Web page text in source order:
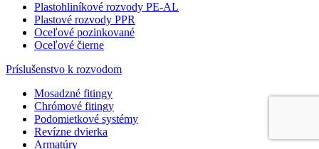
Plastohliníkové rozvody PE-AL
Plastové rozvody PPR
Oceľové pozinkované
Oceľové čierne
Príslušenstvo k rozvodom
Mosadzné fitingy
Chrómové fitingy
Podomietkové systémy
Revízne dvierka
Armatúry